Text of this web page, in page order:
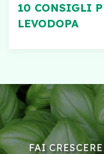
10 CONSIGLI
LEVODOPA
FAI